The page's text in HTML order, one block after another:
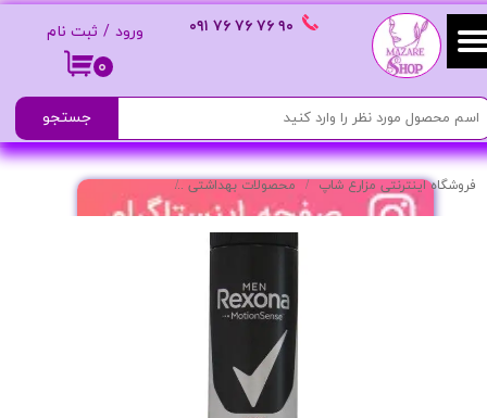
۰
ورود / ثبت نام
حساب کاربری من
تغییر گذر واژه
سفارشات
خروج از حساب کاربری
٩٠ ٧۶ ٧۶ ٧۶ ٠٩١
جستجو
فروشگاه اینترنتی مزارع شاپ محصولات بهداشتی اسپرى ضد تعريق مدل active protection original حجم ٢۰۰ميلى ليتر